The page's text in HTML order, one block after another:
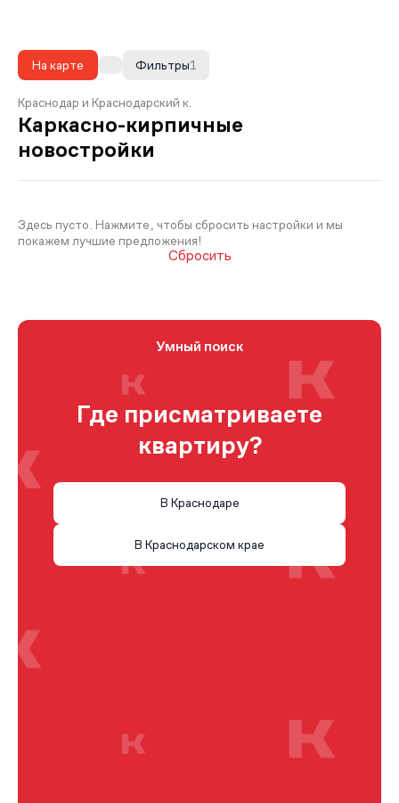
На карте 1
Фильтры
Краснодар и Краснодарский к.
Каркасно-кирпичные
новостройки
Здесь пусто. Нажмите, чтобы сбросить настройки и мы
покажем лучшие предложения!
Сбросить
Умный поиск
Где присматриваете
квартиру?
В Краснодаре
В Краснодарском крае